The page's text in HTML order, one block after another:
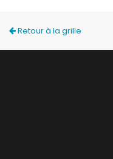
Retour à la grille